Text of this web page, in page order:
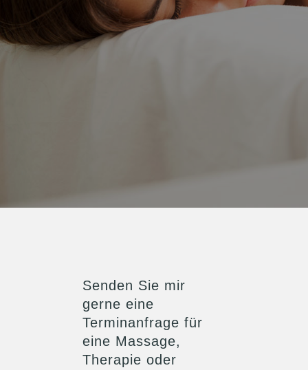
Über mich
Senden Sie mir
gerne eine
Terminanfrage für
eine Massage,
Therapie oder